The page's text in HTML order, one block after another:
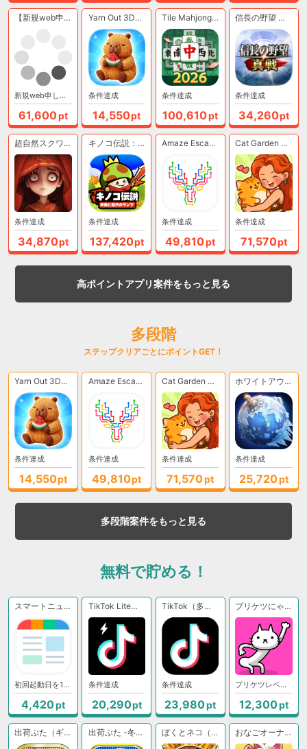
【新規web申し込み完了後、新規面談完了（オフライン）】家計診断のプロ「マネーガイド」
新規web申し込み完了後、新規面談完了（オフライン）で成果となります。
61,600pt
Yarn Out 3D（多段階）【Android】
条件達成
14,550pt
Tile Mahjong Classic【Android】
条件達成
100,610pt
信長の野望 真戦（多段階）【Android】
条件達成
34,260pt
超自然スクワッド【Android】
条件達成
34,870pt
キノコ伝説：勇者と魔法のランプ【Android】
条件達成
137,420pt
Amaze Escape- Tap Logic Puzzle（多段階）【Android】
条件達成
49,810pt
Cat Garden Merge（多段階）【Android】
条件達成
71,570pt
高ポイントアプリ案件をもっと見る
多段階
ステップクリアごとにポイントGET！
Yarn Out 3D（多段階）【Android】
条件達成
14,550pt
Amaze Escape- Tap Logic Puzzle（多段階）【Android】
条件達成
49,810pt
Cat Garden Merge（多段階）【Android】
条件達成
71,570pt
ホワイトアウト・サバイバル（多段階）【Android】
条件達成
25,720pt
多段階案件をもっと見る
無料で貯める！
スマートニュース 最新ニュースや天気・天気予報、クーポンも（初回起動日を1日目として8日目の起動）【Android】
初回起動日を1日目として8日目の起動
4,420pt
TikTok Lite【Android】
条件達成
20,290pt
TikTok（多段階）【Android】
条件達成
23,980pt
プリケツにゃー（ギフトリンク/プリケツレベル400到達）
プリケツレベル400到達
12,300pt
出荷ぶた（ギフトリンク/牧場のレベルアップ1周目到達） 出荷ぶた -冬ver-（ギフトリンク/牧場のレベルアップ1周目到達） ぼくとネコ（ギフトリンク/闘技場ゴールドクラスⅢ到達） おなごオーナーズ - 放置で美少女育成（ギフトリンク/ネルネージュのレベル「120」到達）